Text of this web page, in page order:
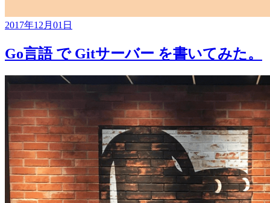
2017年12月01日
Go言語 で Gitサーバー を書いてみた。